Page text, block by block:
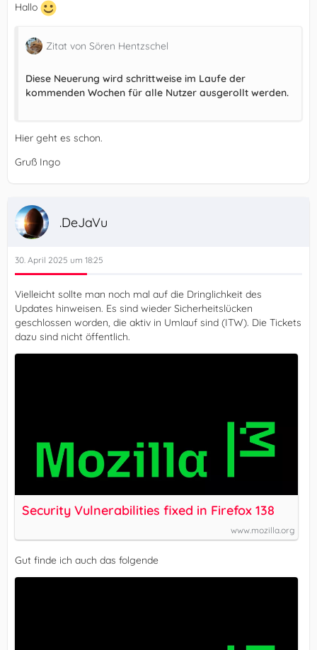
Hallo
Zitat von Sören Hentzschel
Diese Neuerung wird schrittweise im Laufe der
kommenden Wochen für alle Nutzer ausgerollt werden.
Hier geht es schon.
Gruß Ingo
.DeJaVu
30. April 2025 um 18:25
Vielleicht sollte man noch mal auf die Dringlichkeit des
Updates hinweisen. Es sind wieder Sicherheitslücken
geschlossen worden, die aktiv in Umlauf sind (ITW). Die Tickets
dazu sind nicht öffentlich.
Security Vulnerabilities fixed in Firefox 138
www.mozilla.org
Gut finde ich auch das folgende